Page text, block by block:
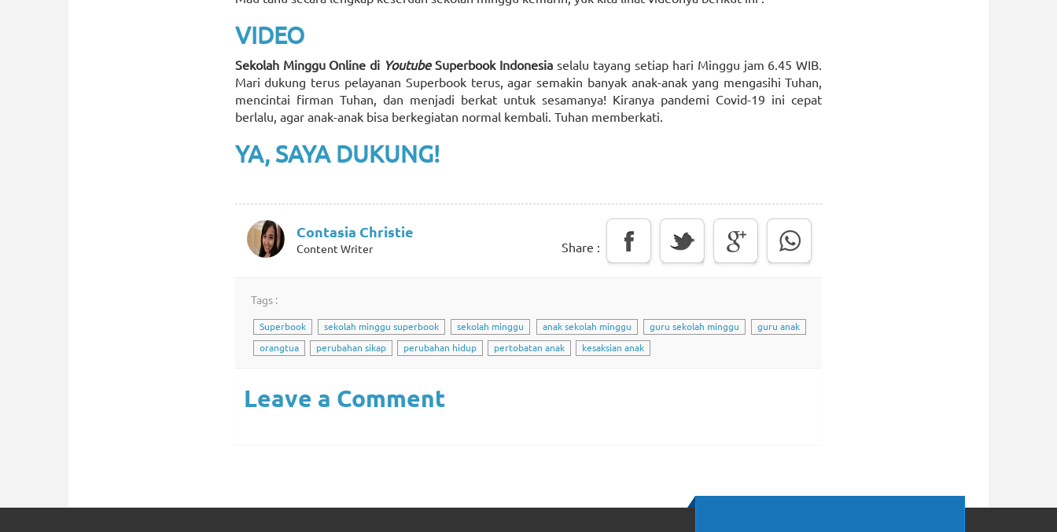
VIDEO
Sekolah Minggu Online di YoutubeSuperbook Indonesia selalu tayang setiap hari Minggu jam 6.45 WIB.
Mari dukung terus pelayanan Superbook terus, agar semakin banyak anak-anak yang mengasihi Tuhan,
mencintai firman Tuhan, dan menjadi berkat untuk sesamanya! Kiranya pandemi Covid-19 ini cepat
berlalu, agar anak-anak bisa berkegiatan normal kembali. Tuhan memberkati.
YA, SAYA DUKUNG!
Contasia Christie
Content Writer Share :
Tags :
Superbook sekolah minggu superbook sekolah minggu anak sekolah minggu guru sekolah minggu
guru anak
orangtua
perubahan sikap perubahan hidup pertobatan anak kesaksian anak
Leave a Comment